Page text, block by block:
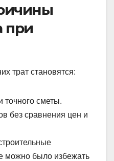
при
трат становятся:
точного сметы.
без сравнения цен и
можно было избежать